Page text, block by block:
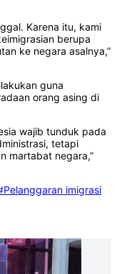
Karena itu, kami
berupa
ke negara asalnya,”
guna
orang asing di
wajib tunduk pada
tetapi
martabat negara,”
imigrasi